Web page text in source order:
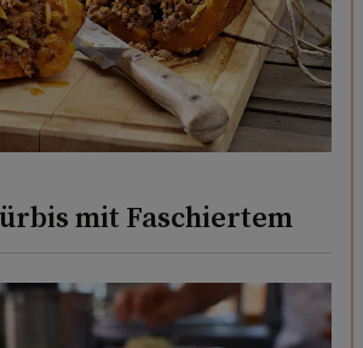
mit Faschiertem